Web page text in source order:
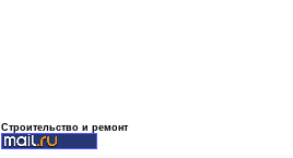
Строительство и ремонт